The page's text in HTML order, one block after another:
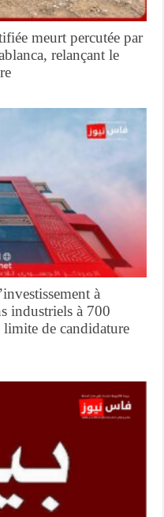
meurt percutée par
relançant le
à
industriels à 700
limite de candidature